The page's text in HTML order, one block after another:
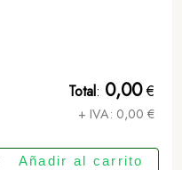
Total: 0,00€
+ IVA: 0,00 €
Añadir al carrito